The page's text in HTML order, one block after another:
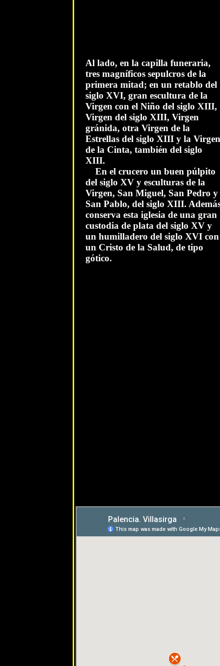
Al lado, en la capilla funeraria,
tres magníficos sepulcros de la
primera mitad; en un retablo del
siglo XVI, gran escultura de la
Virgen con el Niño del siglo XIII,
Virgen del siglo XIII, Virgen
gránida, otra Virgen de la
Estrellas del siglo XIII y la Virgen
de la Cinta, también del siglo
XIII.
En el crucero un buen púlpito
del siglo XV y esculturas de la
Virgen, San Miguel, San Pedro y
San Pablo, del siglo XIII.
conserva esta iglesia de una gran
custodia de plata del siglo XV y
un humilladero del siglo XVI con
un Cristo de la Salud, de tipo
gótico.